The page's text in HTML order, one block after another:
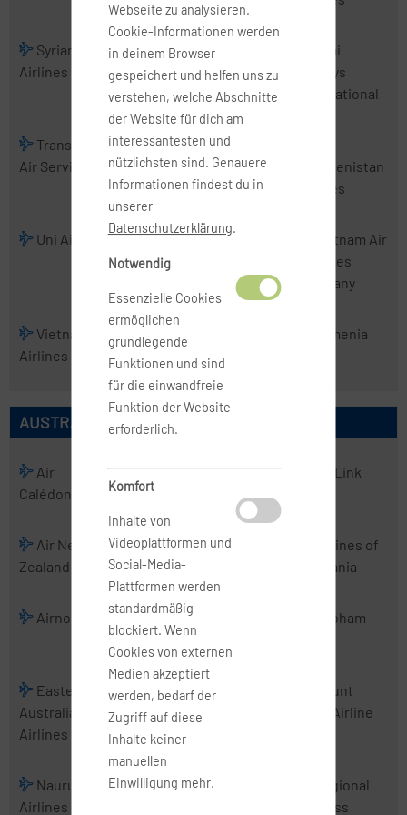
Syrian Arab
Airlines
Tajik Air
AirAsia
Thai
Airways
International
TransNusa
Air Services
Tri-MG Intra
Asia Airlines
Trigana Air
Service
Turkmenistan
Airlines
Uni Air
Uzbekistan
Airways
VietJet Air
Vietnam Air
Services
Company
Vietnam
Airlines
Wings
Abadi Airlines
Yemenia
AUSTRALISCHE AIRLINES
Air
Calédonie
Air
Chathams
Air Kiribati Air Link
Air New
Zealand
Air Vanuatu Aircalin
Airlines of
Tasmania
Airnorth Airwork Cobham
Eastern
Australia
Airlines
Fiji Airways
Mount
Cook Airline
Nauru
Airlines
PNG Air
Regional
Express
Webseite zu analysieren.
Cookie-Informationen werden
in deinem Browser
gespeichert und helfen uns zu
verstehen, welche Abschnitte
der Website für dich am
interessantesten und
nützlichsten sind. Genauere
Informationen findest du in
unserer
Datenschutzerklärung.
Notwendig
Essenzielle Cookies
ermöglichen
grundlegende
Funktionen und sind
für die einwandfreie
Funktion der Website
erforderlich.
Komfort
Inhalte von
Videoplattformen und
Social-Media-
Plattformen werden
standardmäßig
blockiert. Wenn
Cookies von externen
Medien akzeptiert
werden, bedarf der
Zugriff auf diese
Inhalte keiner
manuellen
Einwilligung mehr.